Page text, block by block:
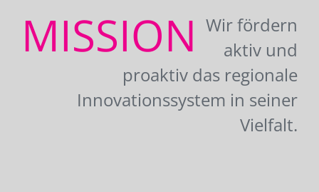
MISSION Wir fördern
aktiv und
proaktiv das regionale
Innovationssystem in seiner
Vielfalt.